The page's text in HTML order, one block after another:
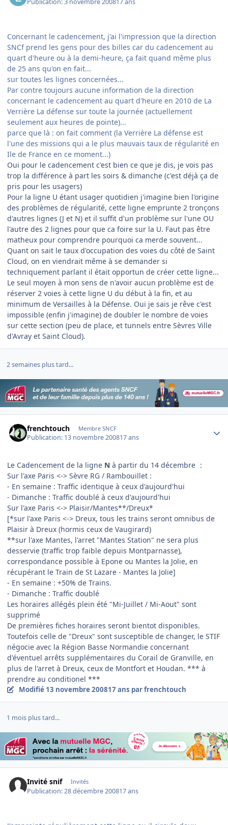
Publication:3 novembre 200817 ans
Concernant le cadencement, j'ai l'impression que la direction
SNCf prend les gens pour des billes car du cadencement au
quart d'heure ou à la demi-heure, ça fait quand même plus
de 25 ans qu'on en fait...
sur toutes les lignes concernées...
Par contre toujours aucune information de la direction
concernant le cadencement au quart d'heure en 2010 de La
Verrière La défense sur toute la journée (actuellement
seulement aux heures de pointe)...
parce que là : on fait comment (la Verrière La défense est
l'une des missions qui a le plus mauvais taux de régularité en
Ile de France en ce moment...)
Oui pour le cadencement c'est bien ce que je dis, je vois pas
trop la différence à part les soirs & dimanche (c'est déjà ça de
pris pour les usagers)
Pour la ligne U étant usager quotidien j'imagine bien l'origine
des problèmes de régularité, cette ligne emprunte 2 tronçons
d'autres lignes (J et N) et il suffit d'un problème sur l'une OU
l'autre des 2 lignes pour que ca foire sur la U. Faut pas être
matheux pour comprendre pourquoi ca merde souvent...
Quant on sait le taux d'occupation des voies du côté de Saint
Cloud, on en viendrait même à se demander si
techniquement parlant il était opportun de créer cette ligne...
Le seul moyen à mon sens de n'avoir aucun problème est de
réserver 2 voies à cette ligne U du début à la fin, et au
minimum de Versailles à la Défense. Oui je sais je rêve c'est
impossible (enfin j'imagine) de doubler le nombre de voies
sur cette section (peu de place, et tunnels entre Sèvres Ville
d'Avray et Saint Cloud).
2 semaines plus tard...
frenchtouch Membre SNCF
Publication: 13 novembre 200817 ans
Le Cadencement de la ligne N à partir du 14 décembre :
Sur l'axe Paris <-> Sèvre RG / Rambouillet :
- En semaine : Traffic identique à ceux d'aujourd'hui
- Dimanche : Traffic doublé à ceux d'aujourd'hui
Sur l'axe Paris <-> Plaisir/Mantes**/Dreux*
[*sur l'axe Paris <-> Dreux, tous les trains seront omnibus de
Plaisir à Dreux (hormis ceux de Vaugirard)
**sur l'axe Mantes, l'arret "Mantes Station" ne sera plus
desservie (traffic trop faible depuis Montparnasse),
correspondance possible à Epone ou Mantes la Jolie, en
récupérant le Train de St Lazare - Mantes la Jolie]
- En semaine : +50% de Trains.
- Dimanche : Traffic doublé
Les horaires allégés plein été "Mi-Juillet / Mi-Aout" sont
supprimé
De premières fiches horaires seront bientot disponibles.
Toutefois celle de "Dreux" sont susceptible de changer, le STIF
négocie avec la Région Basse Normandie concernant
d'éventuel arrêts supplémentaires du Corail de Granville, en
plus de l'arret à Dreux, ceux de Montfort et Houdan. *** à
prendre au conditionel ***
Modifié 13 novembre 200817 ans par frenchtouch
1 mois plus tard...
Invité snif Invités
Publication:28 décembre 200817 ans